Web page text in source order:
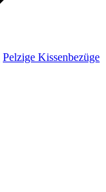
Pelzige Kissenbezüge